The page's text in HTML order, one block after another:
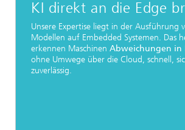
KI direkt an die Edge
Unsere Expertise liegt in der Ausführung
Modellen auf Embedded Systemen. Das
erkennen Maschinen Abweichungen in
ohne Umwege über die Cloud, schnell,
zuverlässig.